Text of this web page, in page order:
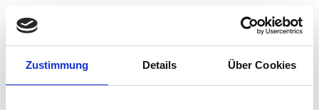
Zustimmung Details Über Cookies